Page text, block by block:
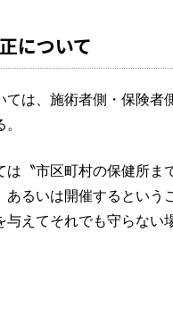
について
ては、施術者側・保険
は〝市区町村の保健所
あるいは開催するとい
与えてそれでも守らな